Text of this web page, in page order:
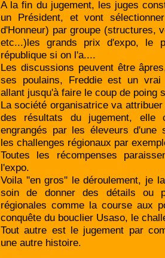
A la fin du jugement, les juges
un Président, et vont
d'Honneur) par groupe (structures,
etc...)les grands prix d'expo, le
république si on l'a....
Les discussions peuvent être
ses poulains, Freddie est un
allant jusqu'à faire le coup de poing
La société organisatrice va
des résultats du jugement, elle
engrangés par les éleveurs d'une
les challenges régionaux par
Toutes les récompenses
l'expo.
Voila ''en gros'' le déroulement, je
soin de donner des détails ou
régionales comme la course aux
conquête du bouclier Usaso, le
Tout autre est le jugement par
une autre histoire.